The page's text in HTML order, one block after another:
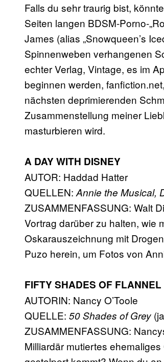
Falls du sehr traurig bist,
Seiten langen BDSM-Porno-
James (alias „Snowqueen’s
Spinnenweben verhangenen
echter Verlag, Vintage, es im
beginnen werden,
nächsten deprimierenden
Zusammenstellung meiner
masturbieren wird.
A DAY WITH DISNEY
AUTOR: Haddad Hatter
QUELLEN: Annie the Musical,
ZUSAMMENFASSUNG: Walt
Vortrag darüber zu halten, wie
Oskarauszeichnung mit
Puzo herein, um Fotos von
FIFTY SHADES OF FLANNEL
AUTORIN: Nancy O’Toole
QUELLE: 50 Shades of Grey
ZUSAMMENFASSUNG:
Milliardär mutiertes